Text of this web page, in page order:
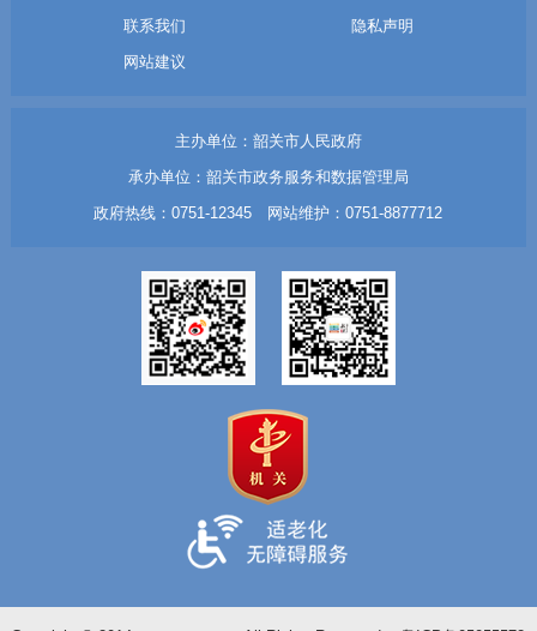
联系我们
隐私声明
网站建议
主办单位：韶关市人民政府
承办单位：韶关市政务服务和数据管理局
政府热线：0751-12345 网站维护：0751-8877712